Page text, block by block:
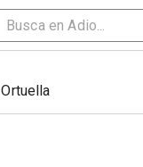
Ortuella